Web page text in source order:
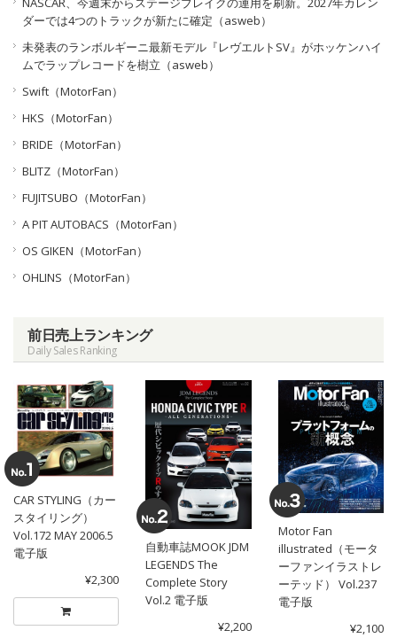
ダーでは4つのトラックが新たに確定（asweb）
未発表のランボルギーニ最新モデル『レヴエルトSV』がホッケンハイ
ムでラップレコードを樹立（asweb）
Swift（MotorFan）
HKS（MotorFan）
BRIDE（MotorFan）
BLITZ（MotorFan）
FUJITSUBO（MotorFan）
A PIT AUTOBACS（MotorFan）
OS GIKEN（MotorFan）
OHLINS（MotorFan）
前日売上ランキング
Daily Sales Ranking
CAR STYLING（カー
スタイリング）
Vol.172 MAY 2006.5
電子版
¥2,300
自動車誌MOOK JDM
LEGENDS The
Complete Story
Vol.2 電子版
¥2,200
Motor Fan
illustrated（モータ
ーファンイラストレ
ーテッド） Vol.237
電子版
¥2,100